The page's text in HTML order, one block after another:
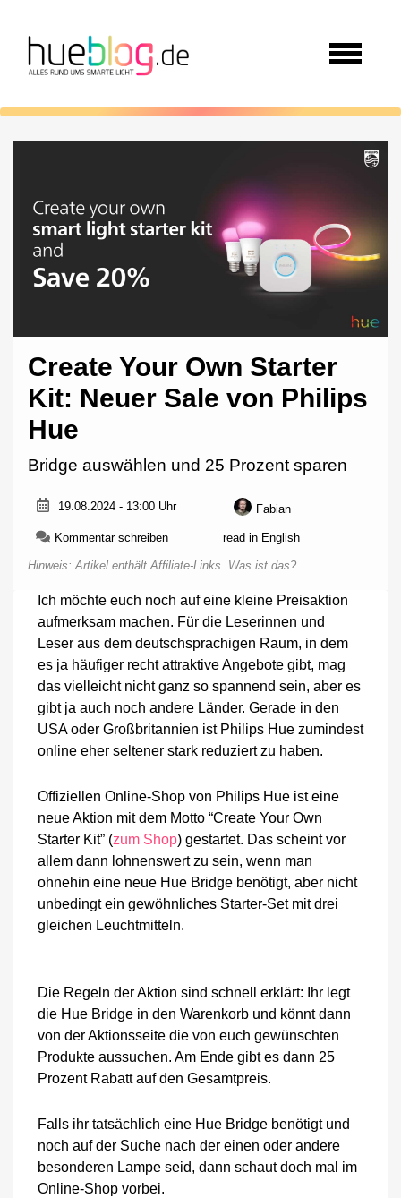
Create Your Own Starter
Kit: Neuer Sale von Philips
Hue
Bridge auswählen und 25 Prozent sparen
19.08.2024 - 13:00 Uhr Fabian
Kommentar schreibenzu
Your
Starter
Kit:
Neuer
von
Philips
Hue
read in English
Hinweis: Artikel enthält Affiliate-Links. Was ist das?
Ich möchte euch noch auf eine kleine Preisaktion
aufmerksam machen. Für die Leserinnen und
Leser aus dem deutschsprachigen Raum, in dem
es ja häufiger recht attraktive Angebote gibt, mag
das vielleicht nicht ganz so spannend sein, aber es
gibt ja auch noch andere Länder. Gerade in den
USA oder Großbritannien ist Philips Hue zumindest
online eher seltener stark reduziert zu haben.
Offiziellen Online-Shop von Philips Hue ist eine
neue Aktion mit dem Motto “Create Your Own
Starter Kit” (zum Shop) gestartet. Das scheint vor
allem dann lohnenswert zu sein, wenn man
ohnehin eine neue Hue Bridge benötigt, aber nicht
unbedingt ein gewöhnliches Starter-Set mit drei
gleichen Leuchtmitteln.
Die Regeln der Aktion sind schnell erklärt: Ihr legt
die Hue Bridge in den Warenkorb und könnt dann
von der Aktionsseite die von euch gewünschten
Produkte aussuchen. Am Ende gibt es dann 25
Prozent Rabatt auf den Gesamtpreis.
Falls ihr tatsächlich eine Hue Bridge benötigt und
noch auf der Suche nach der einen oder andere
besonderen Lampe seid, dann schaut doch mal im
Online-Shop vorbei.